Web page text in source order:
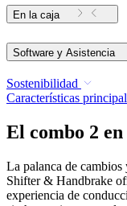
En la caja
Software y Asistencia
Sostenibilidad
Características
El combo 2
La palanca de
Shifter & Handbrake
experiencia de